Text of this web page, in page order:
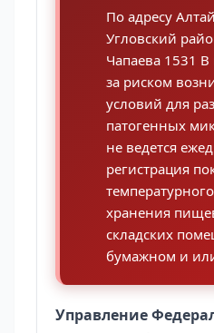
По адресу
Угловский
Чапаева 1531 В
за риском
условий для
патогенных
не ведется
регистрация
хранения
складских
бумажном и
Управление